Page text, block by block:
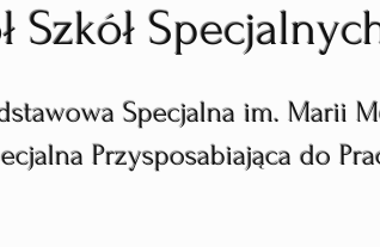
Szkół
Specjalna im. Marii
Przysposabiająca do